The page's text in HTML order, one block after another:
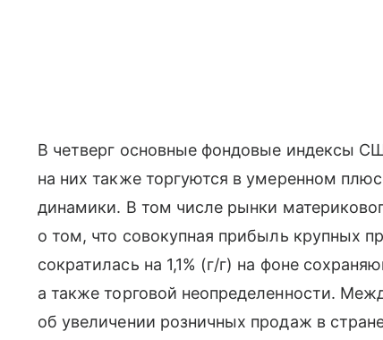
В четверг основные фондовые индексы
на них также торгуются в умеренном
динамики. В том числе рынки
о том, что совокупная прибыль крупных
сократилась на 1,1% (г/г) на фоне
а также торговой неопределенности.
об увеличении розничных продаж в